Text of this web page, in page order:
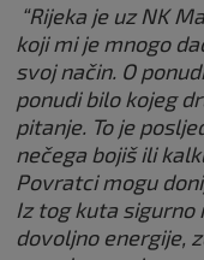
“Rijeka je uz NK
koji mi je mnogo
svoj način. O
ponudi bilo kojeg
pitanje. To je
nečega bojiš ili
Povratci mogu
Iz tog kuta sigurno
dovoljno energije,